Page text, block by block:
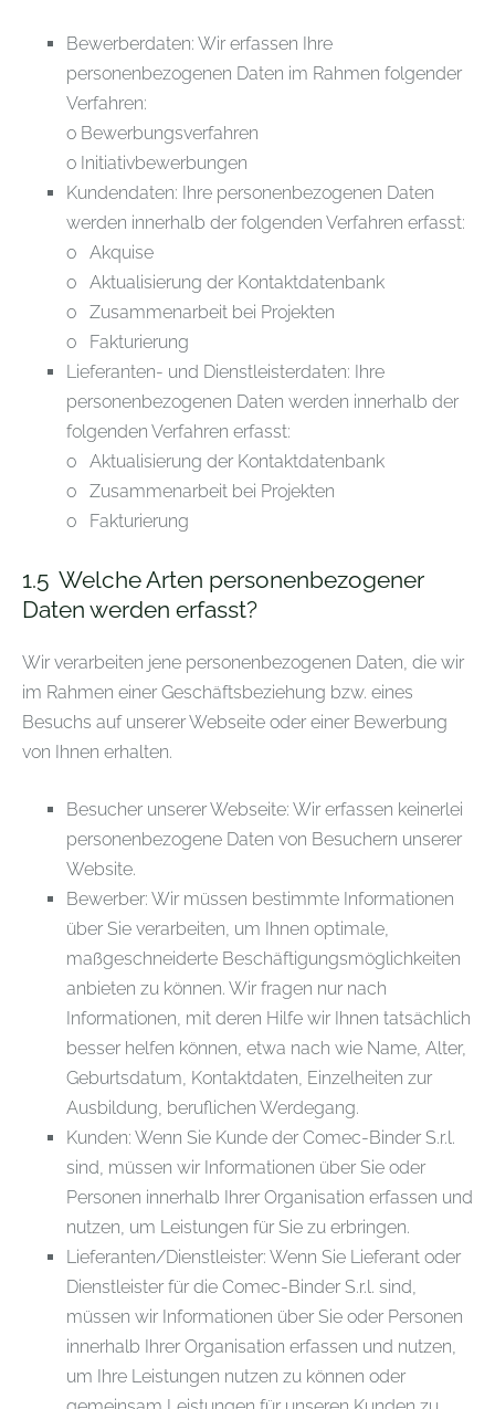
Bewerberdaten: Wir erfassen Ihre
personenbezogenen Daten im Rahmen folgender
Verfahren:
o Bewerbungsverfahren
o Initiativbewerbungen
Kundendaten: Ihre personenbezogenen Daten
werden innerhalb der folgenden Verfahren erfasst:
o Akquise
o Aktualisierung der Kontaktdatenbank
o Zusammenarbeit bei Projekten
o Fakturierung
Lieferanten- und Dienstleisterdaten: Ihre
personenbezogenen Daten werden innerhalb der
folgenden Verfahren erfasst:
o Aktualisierung der Kontaktdatenbank
o Zusammenarbeit bei Projekten
o Fakturierung
1.5 Welche Arten personenbezogener
Daten werden erfasst?
Wir verarbeiten jene personenbezogenen Daten, die wir
im Rahmen einer Geschäftsbeziehung bzw. eines
Besuchs auf unserer Webseite oder einer Bewerbung
von Ihnen erhalten.
Besucher unserer Webseite: Wir erfassen keinerlei
personenbezogene Daten von Besuchern unserer
Website.
Bewerber: Wir müssen bestimmte Informationen
über Sie verarbeiten, um Ihnen optimale,
maßgeschneiderte Beschäftigungsmöglichkeiten
anbieten zu können. Wir fragen nur nach
Informationen, mit deren Hilfe wir Ihnen tatsächlich
besser helfen können, etwa nach wie Name, Alter,
Geburtsdatum, Kontaktdaten, Einzelheiten zur
Ausbildung, beruflichen Werdegang.
Kunden: Wenn Sie Kunde der Comec-Binder S.r.l.
sind, müssen wir Informationen über Sie oder
Personen innerhalb Ihrer Organisation erfassen und
nutzen, um Leistungen für Sie zu erbringen.
Lieferanten/Dienstleister: Wenn Sie Lieferant oder
Dienstleister für die Comec-Binder S.r.l. sind,
müssen wir Informationen über Sie oder Personen
innerhalb Ihrer Organisation erfassen und nutzen,
um Ihre Leistungen nutzen zu können oder